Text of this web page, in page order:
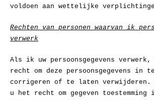
voldoen aan wettelijke
Rechten van personen waarvan ik
verwerk
Als ik uw persoonsgegevens
recht om deze persoonsgegevens
corrigeren of te laten verwijderen.
u het recht om gegeven